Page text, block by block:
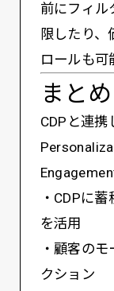
前にフィル
限したり
ロールも可
まとめ
CDPと連
・CDPに
を活用
・顧客の
クション